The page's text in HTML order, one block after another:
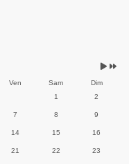
Ven Sam
Dim
1
2
7 8 9
14 15 16
21 22 23